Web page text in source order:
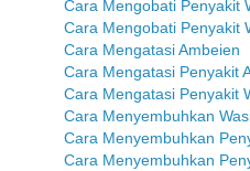
Cara Mengobati Penyakit
Cara Mengobati Penyakit
Cara Mengatasi Ambeien
Cara Mengatasi Penyakit
Cara Mengatasi Penyakit
Cara Menyembuhkan
Cara Menyembuhkan
Cara Menyembuhkan